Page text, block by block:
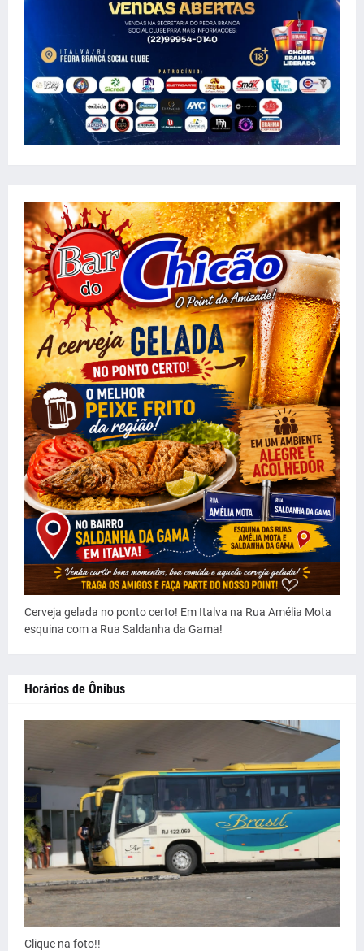
Cerveja gelada no ponto certo! Em Italva na Rua Amélia Mota
esquina com a Rua Saldanha da Gama!
Horários de Ônibus
Clique na foto!!